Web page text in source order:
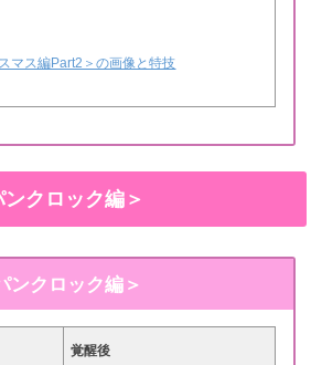
マス編Part2＞の画像と特技
クロック編＞
ンクロック編＞
覚醒後